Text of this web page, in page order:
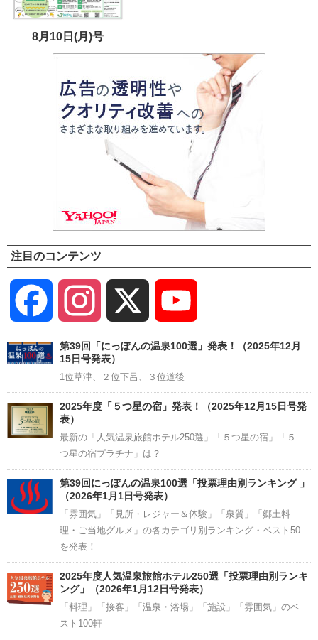
8月10日(月)号
注目のコンテンツ
Facebook Instagram
Channel
第39回「にっぽんの温泉100選」発表！（2025年12月
15日号発表）
1位草津、２位下呂、３位道後
2025年度「５つ星の宿」発表！（2025年12月15日号発
表）
最新の「人気温泉旅館ホテル250選」「５つ星の宿」「５
つ星の宿プラチナ」は？
第39回にっぽんの温泉100選「投票理由別ランキング 」
（2026年1月1日号発表）
「雰囲気」「見所・レジャー＆体験」「泉質」「郷土料
理・ご当地グルメ」の各カテゴリ別ランキング・ベスト50
を発表！
2025年度人気温泉旅館ホテル250選「投票理由別ランキ
ング」（2026年1月12日号発表）
「料理」「接客」「温泉・浴場」「施設」「雰囲気」のベ
スト100軒